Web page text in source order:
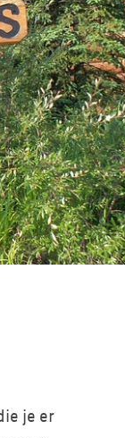
je er